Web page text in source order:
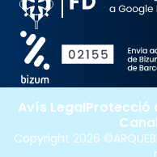
Copyright 2026
Avís LegalProtecció